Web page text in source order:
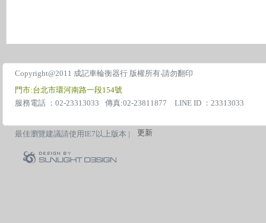
Copyright@2011 成記車輪衡器行 版權所有‧請勿翻印
門市:台北市環河南路一段154號
服務電話 ：02-23313033
傳真:02-23811877 LINE ID ：23313033
最佳瀏覽建議請使用IE7以上版本 | 更新